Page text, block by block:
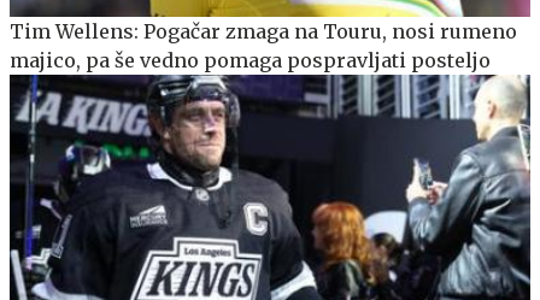
Tim Wellens: Pogačar zmaga na Touru, nosi rumeno
majico, pa še vedno pomaga pospravljati posteljo